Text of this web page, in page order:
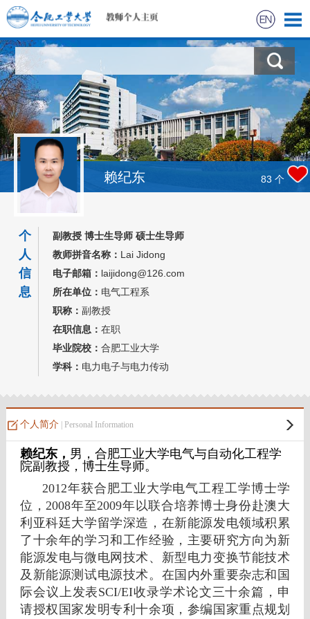
首页
科学研究
教学研究
获奖信息
学生信息
我的相册
教师博客
赖纪东 83 个
个
人
信
息
副教授 博士生导师 硕士生导师
教师拼音名称： Lai Jidong
电子邮箱： laijidong@126.com
所在单位： 电气工程系
职称： 副教授
在职信息： 在职
毕业院校： 合肥工业大学
学科： 电力电子与电力传动
个人简介| Personal Information
赖纪东， 男，合肥工业大学电气与自动化工程学
院副教授，博士生导师。
2012年获合肥工业大学电气工程工学博士学
位，2008年至2009年以联合培养博士身份赴澳大
利亚科廷大学留学深造，在新能源发电领域积累
了十余年的学习和工作经验，主要研究方向为新
能源发电与微电网技术、 新型电力变换节能技术
及新能源测试电源技术。在国内外重要杂志和国
际会议上发表SCI/EI收录学术论文三十余篇，申
请授权国家发明专利十余项，参编国家重点规划